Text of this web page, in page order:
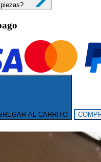
AL CARRITO